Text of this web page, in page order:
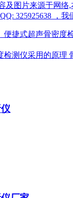
及图片来源于网络,
325925638 ，
便捷式超声骨密度
检测仪采用的原理